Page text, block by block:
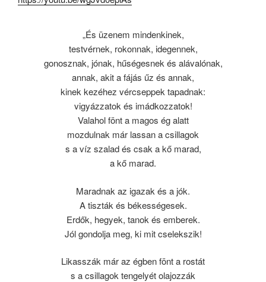
„És üzenem mindenkinek,
testvérnek, rokonnak, idegennek,
gonosznak, jónak, hűségesnek és alávalónak,
annak, akit a fájás űz és annak,
kinek kezéhez vércseppek tapadnak:
vigyázzatok és imádkozzatok!
Valahol fönt a magos ég alatt
mozdulnak már lassan a csillagok
s a víz szalad és csak a kő marad,
a kő marad.
Maradnak az igazak és a jók.
A tiszták és békességesek.
Erdők, hegyek, tanok és emberek.
Jól gondolja meg, ki mit cselekszik!
Likasszák már az égben fönt a rostát
s a csillagok tengelyét olajozzák